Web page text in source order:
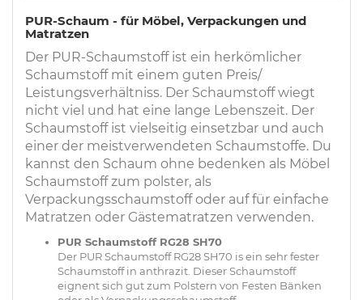
PUR-Schaum - für Möbel, Verpackungen und
Matratzen
Der PUR-Schaumstoff ist ein herkömlicher
Schaumstoff mit einem guten Preis/
Leistungsverhältniss. Der Schaumstoff wiegt
nicht viel und hat eine lange Lebenszeit. Der
Schaumstoff ist vielseitig einsetzbar und auch
einer der meistverwendeten Schaumstoffe. Du
kannst den Schaum ohne bedenken als Möbel
Schaumstoff zum polster, als
Verpackungsschaumstoff oder auf für einfache
Matratzen oder Gästematratzen verwenden.
PUR Schaumstoff RG28 SH70
Der PUR Schaumstoff RG28 SH70 is ein sehr fester
Schaumstoff in anthrazit. Dieser Schaumstoff
eignent sich gut zum Polstern von Festen Bänken